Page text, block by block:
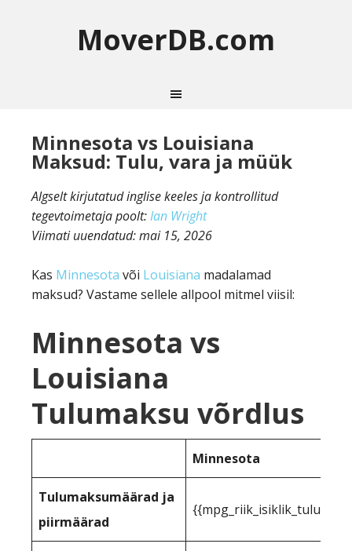
MoverDB.com
Minnesota vs Louisiana
Maksud: Tulu, vara ja müük
Algselt kirjutatud inglise keeles ja kontrollitud
tegevtoimetaja poolt:Ian Wright
Viimati uuendatud:mai 15, 2026
Kas Minnesota või Louisiana madalamad
maksud? Vastame sellele allpool mitmel viisil:
Minnesota vs
Louisiana
Tulumaksu võrdlus
Minnesota
Tulumaksumäärad ja
piirmäärad